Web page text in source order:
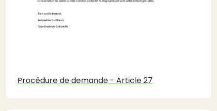
Procédure de demande - Article 27